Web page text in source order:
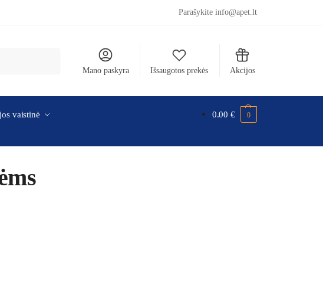
Parašykite info@apet.lt
Mano paskyra Išsaugotos prekės Akcijos
vaistinė 0.00€ 0